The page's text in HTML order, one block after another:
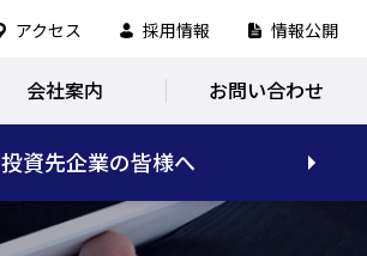
アクセス 採用情報 情報公開
会社案内 お問い合わせ
投資先企業の皆様へ